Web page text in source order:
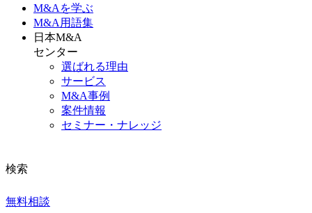
M&Aを学ぶ
M&A 用語集
日本M&A
センター
選ばれる理由
サービス
M&A事例
案件情報
セミナー・ナレッジ
検索
無料相談